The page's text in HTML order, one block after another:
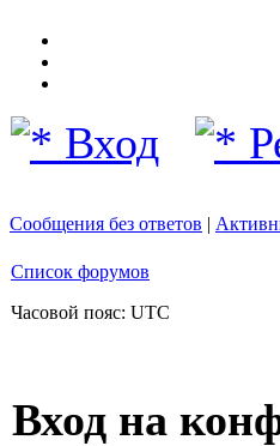
Вход
Сообщения без ответов |
Список форумов
Часовой пояс: UTC
Вход на